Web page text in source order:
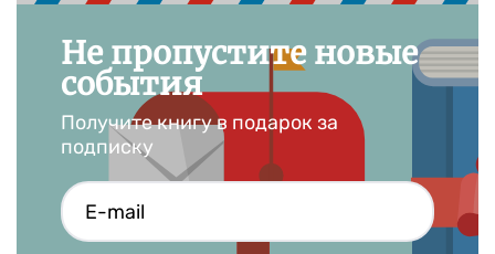
Не пропустите новые
события
Получите книгу в подарок за
подписку